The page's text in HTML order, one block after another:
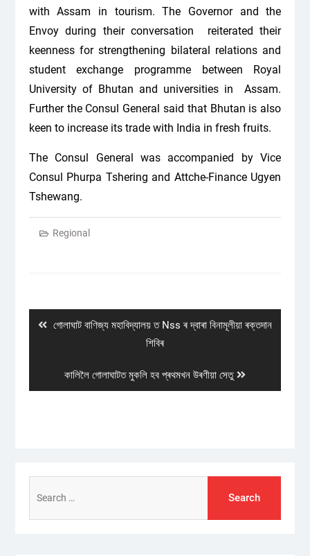
with Assam in tourism. The Governor and the
Envoy during their conversation reiterated their
keenness for strengthening bilateral relations and
student exchange programme between Royal
University of Bhutan and universities in Assam.
Further the Consul General said that Bhutan is also
keen to increase its trade with India in fresh fruits.
The Consul General was accompanied by Vice
Consul Phurpa Tshering and Attche-Finance Ugyen
Tshewang.
Regional
Previous
গোলাঘাট বাণিজ্য মহাবিদ্যালয় ত Nss ৰ দ্বাৰা বিনামূলীয়া ৰক্তদান
শিবিৰ
Next
post:
কালিলৈ গোলাঘাটত মুকলি হব প্ৰথমখন উৰণীয়া সেতু
for: